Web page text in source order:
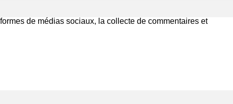
de médias sociaux, la collecte de commentaires et